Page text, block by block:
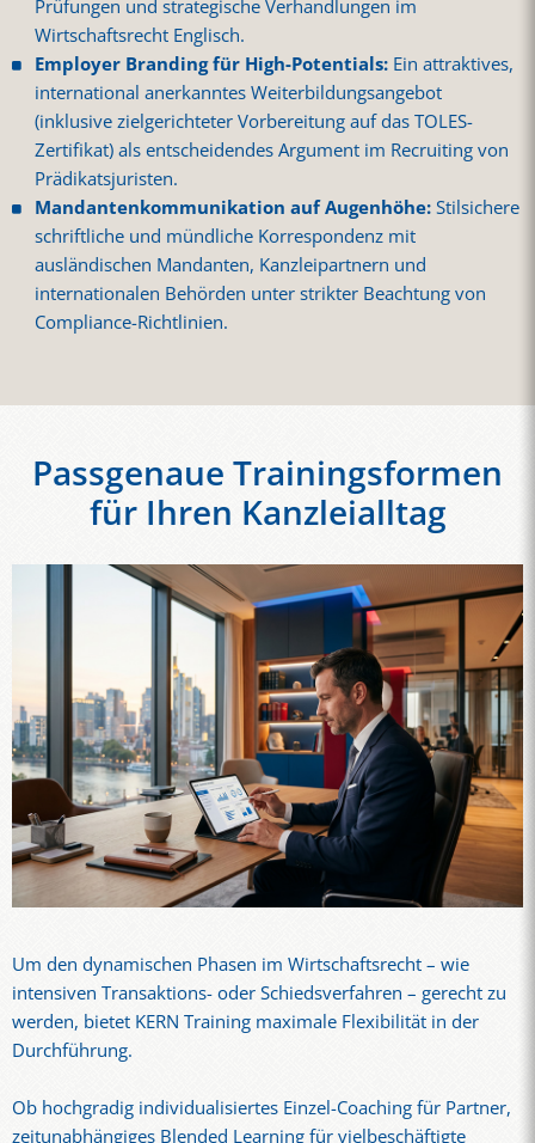
Prüfungen und strategische Verhandlungen im
Wirtschaftsrecht Englisch.
Employer Branding für High-Potentials: Ein attraktives,
international anerkanntes Weiterbildungsangebot
(inklusive zielgerichteter Vorbereitung auf das TOLES-
Zertifikat) als entscheidendes Argument im Recruiting von
Prädikatsjuristen.
Mandantenkommunikation auf Augenhöhe:Stilsichere
schriftliche und mündliche Korrespondenz mit
ausländischen Mandanten, Kanzleipartnern und
internationalen Behörden unter strikter Beachtung von
Compliance-Richtlinien.
Passgenaue Trainingsformen
für Ihren Kanzleialltag
Um den dynamischen Phasen im Wirtschaftsrecht – wie
intensiven Transaktions- oder Schiedsverfahren – gerecht zu
werden, bietet KERN Training maximale Flexibilität in der
Durchführung.
Ob hochgradig individualisiertes Einzel-Coaching für Partner,
zeitunabhängiges Blended Learning für vielbeschäftigte